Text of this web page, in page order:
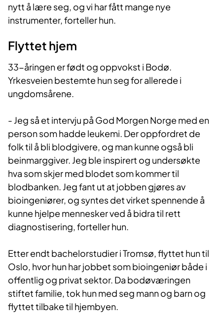
nytt å lære seg, og vi har fått mange nye
instrumenter,forteller hun.
Flyttet hjem
33-åringen er født og oppvokst i Bodø.
Yrkesveien bestemte hun seg for allerede i
ungdomsårene.
- Jeg så et intervju på God Morgen Norge med en
person som hadde leukemi. Der oppfordret de
folk til å bli blodgivere, og man kunne også bli
beinmarggiver. Jeg ble inspirert og undersøkte
hva som skjer med blodet som kommer til
blodbanken. Jeg fant ut at jobben gjøres av
bioingeniører, og syntes det virket spennende å
kunne hjelpe mennesker ved å bidra til rett
diagnostisering, forteller hun.
Etter endt bachelorstudier i Tromsø, flyttet hun til
Oslo, hvor hun har jobbet som bioingeniør både i
offentlig og privat sektor. Da bodøværingen
stiftet familie, tok hun med seg mann og barn og
flyttet tilbake til hjembyen.